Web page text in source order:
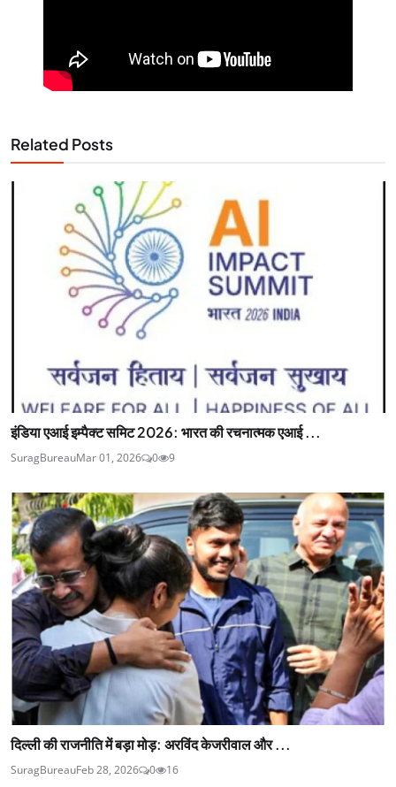
Related Posts
इंडिया एआई इम्पैक्ट समिट 2026: भारत की रचनात्मक एआई ...
SuragBureauMar 01, 2026 0 9
दिल्ली की राजनीति में बड़ा मोड़: अरविंद केजरीवाल और ...
SuragBureauFeb 28, 2026 0 16